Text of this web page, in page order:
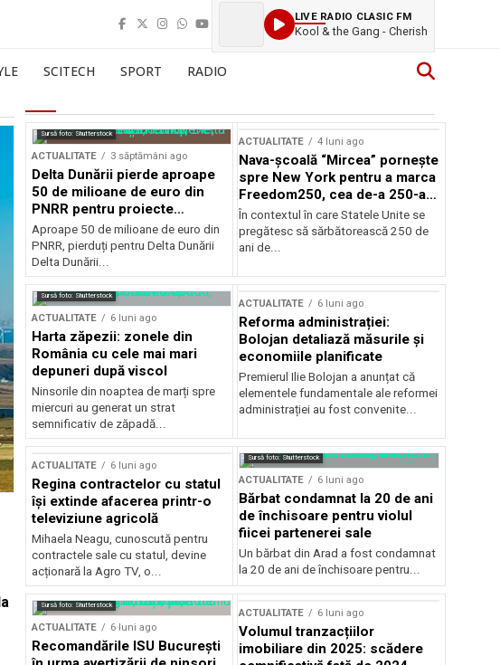
LIVE RADIO CLASIC FM
Kool & the Gang - Cherish
SCITECH SPORT RADIO
Sursă foto: Shutterstock
ACTUALITATE 3 săptămâni ago
Delta Dunării pierde aproape
50 de milioane de euro din
PNRR pentru proiecte
esențiale
Aproape 50 de milioane de euro din
PNRR, pierduți pentru Delta Dunării
Delta Dunării...
ACTUALITATE 4 luni ago
Nava-școală “Mircea” pornește
spre New York pentru a marca
Freedom250, cea de-a 250-a
aniversare a Statelor Unite
În contextul în care Statele Unite se
pregătesc să sărbătorească 250 de
ani de...
Sursă foto: Shutterstock
ACTUALITATE 6 luni ago
Harta zăpezii: zonele din
România cu cele mai mari
depuneri după viscol
Ninsorile din noaptea de marți spre
miercuri au generat un strat
semnificativ de zăpadă...
ACTUALITATE 6 luni ago
Reforma administrației:
Bolojan detaliază măsurile și
economiile planificate
Premierul Ilie Bolojan a anunțat că
elementele fundamentale ale reformei
administrației au fost convenite...
ACTUALITATE 6 luni ago
Regina contractelor cu statul
își extinde afacerea printr-o
televiziune agricolă
Mihaela Neagu, cunoscută pentru
contractele sale cu statul, devine
acționară la Agro TV, o...
Sursă foto: Shutterstock
ACTUALITATE 6 luni ago
Bărbat condamnat la 20 de ani
de închisoare pentru violul
fiicei partenerei sale
Un bărbat din Arad a fost condamnat
la 20 de ani de închisoare pentru...
Sursă foto: Shutterstock
ACTUALITATE 6 luni ago
Recomandările ISU București
ACTUALITATE 6 luni ago
Volumul tranzacțiilor
imobiliare din 2025: scădere